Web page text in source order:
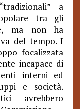
a
tra gli
ma non ha
del tempo. I
focalizzata
incapace di
interni ed
e società.
avrebbero